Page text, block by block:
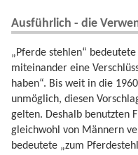
Ausführlich - die
„Pferde stehlen“
miteinander eine
haben“. Bis weit in die
unmöglich, diesen
gelten. Deshalb benutzten
gleichwohl von Männern
bedeutete „zum